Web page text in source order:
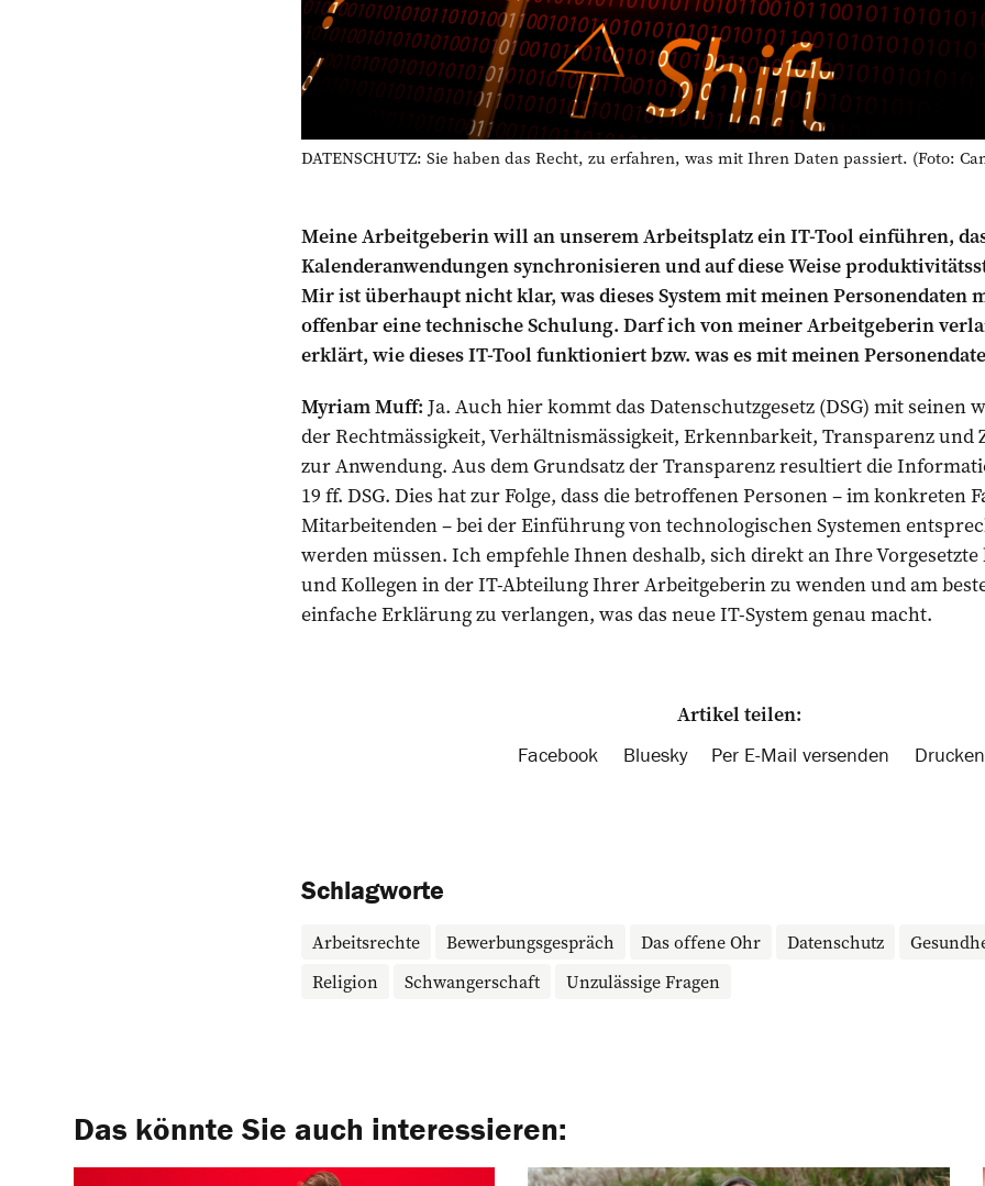
DATENSCHUTZ: Sie haben das Recht, zu erfahren, was mit Ihren Daten passiert. (Foto:
Meine Arbeitgeberin will an unserem Arbeitsplatz ein IT-Tool einführen,
Kalenderanwendungen synchronisieren und auf diese Weise
Mir ist überhaupt nicht klar, was dieses System mit meinen Personendaten
offenbar eine technische Schulung. Darf ich von meiner Arbeitgeberin
erklärt, wie dieses IT-Tool funktioniert bzw. was es mit meinen
Myriam Muff: Ja. Auch hier kommt das Datenschutzgesetz (DSG) mit seinen
der Rechtmässigkeit, Verhältnismässigkeit, Erkennbarkeit, Transparenz und
zur Anwendung. Aus dem Grundsatz der Transparenz resultiert die
19 ff. DSG. Dies hat zur Folge, dass die betroffenen Personen – im konkreten
Mitarbeitenden – bei der Einführung von technologischen Systemen
werden müssen. Ich empfehle Ihnen deshalb, sich direkt an Ihre
und Kollegen in der IT-Abteilung Ihrer Arbeitgeberin zu wenden und am
einfache Erklärung zu verlangen, was das neue IT-System genau macht.
Artikel teilen:
Facebook Bluesky Per E-Mail versenden Drucken
Schlagworte
Arbeitsrechte Bewerbungsgespräch Das offene Ohr Datenschutz
Religion
Schwangerschaft Unzulässige Fragen
Das könnte Sie auch interessieren: